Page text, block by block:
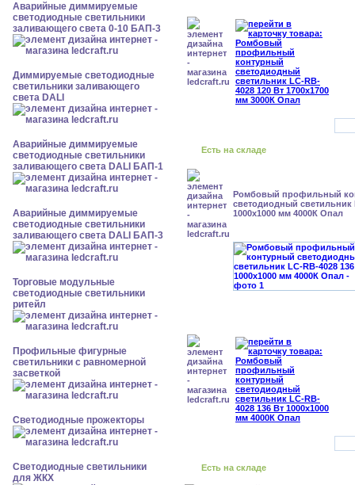
Аварийные диммируемые
светодиодные светильники
заливающего света 0-10 БАП-3
Диммируемые светодиодные
светильники заливающего
света DALI
Аварийные диммируемые
светодиодные светильники
заливающего света DALI БАП-1
Аварийные диммируемые
светодиодные светильники
заливающего света DALI БАП-3
Торговые модульные
светодиодные светильники
ритейл
Профильные фигурные
светильники с равномерной
засветкой
Светодиодные прожекторы
Светодиодные светильники
для ЖКХ
Есть на складе
Ромбовый профильный
светодиодный светильник
1000x1000 мм 4000К Опал
Есть на складе